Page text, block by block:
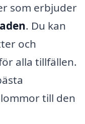
som erbjuder
. Du kan
och
alla tillfällen.
till den